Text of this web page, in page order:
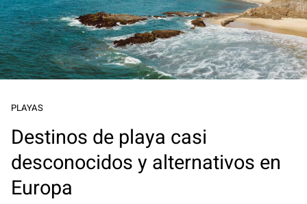
PLAYAS
Destinos de playa casi
desconocidos y alternativos en
Europa